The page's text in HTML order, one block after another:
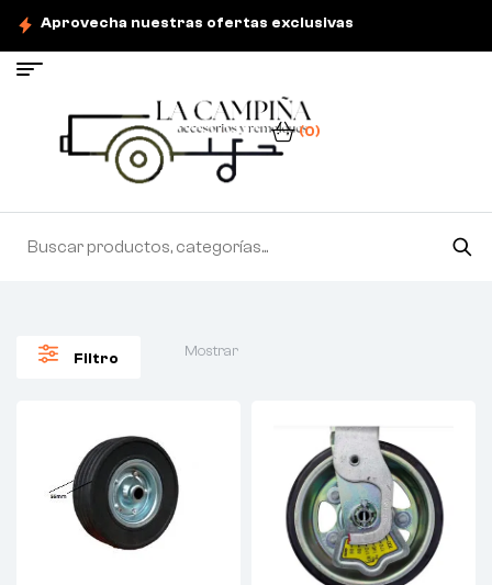
Aprovecha nuestras ofertas exclusivas
(0)
Filtro Mostrar